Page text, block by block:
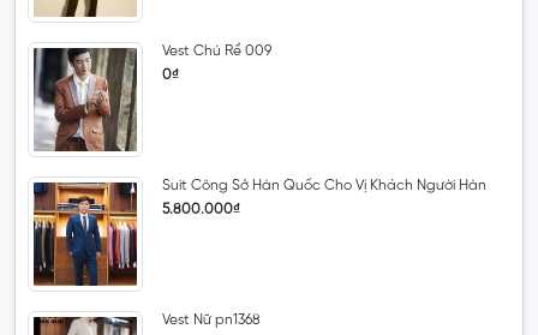
Vest Chú Rể 009
0₫
Suit Công Sở Hàn Quốc Cho Vị Khách Người Hàn
5.800.000₫
Vest Nữ pn1368